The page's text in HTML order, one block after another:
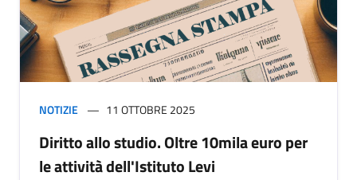
NOTIZIE 11 OTTOBRE 2025
Diritto allo studio. Oltre 10mila euro per
le attività dell'Istituto Levi